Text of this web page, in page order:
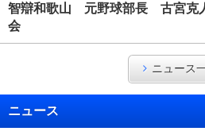
智辯和歌山 元野球部長 古宮克
会
ニュース
ニュース